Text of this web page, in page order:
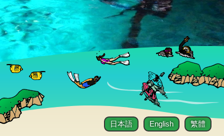
日本語 English 繁體